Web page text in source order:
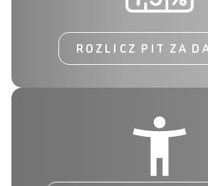
ROZLICZ PIT ZA